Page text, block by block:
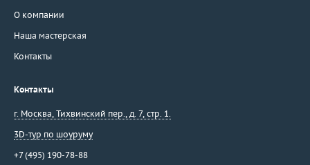
О компании
Наша мастерская
Контакты
Контакты
г. Москва, Тихвинский пер., д. 7, стр. 1.
3D-тур по шоуруму
+7 (495) 190-78-88